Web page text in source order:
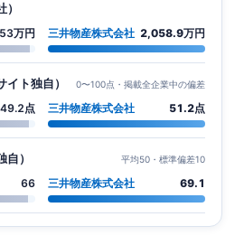
万円 三井物産株式会社 2,058.9万円
ト独自） 0〜100点・掲載全企業中の偏差
49.2点 三井物産株式会社 51.2点
） 平均50・標準偏差10
66 三井物産株式会社 69.1